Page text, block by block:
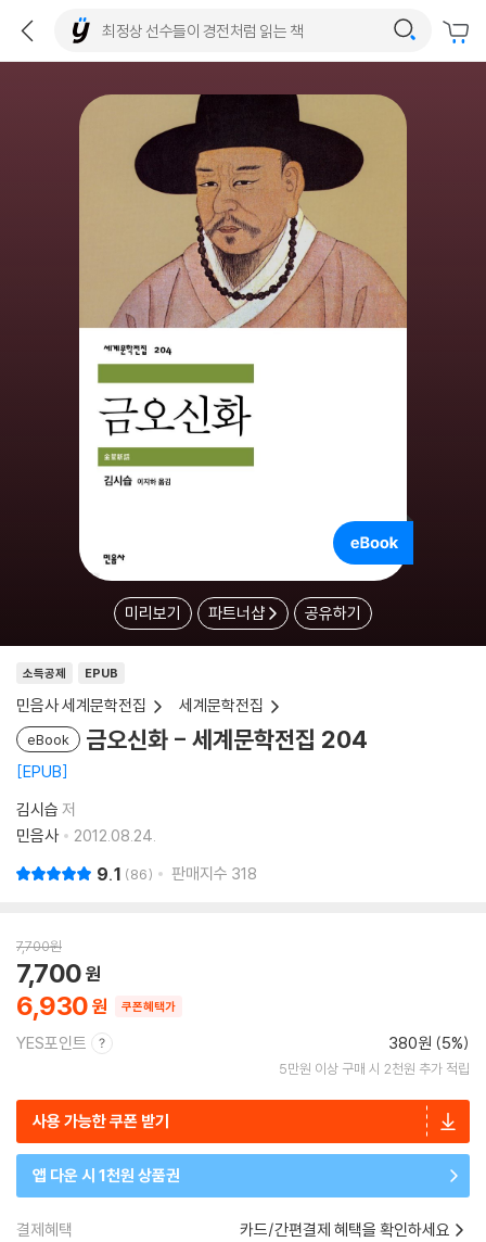
미리보기 파트너샵 공유하기
소득공제 EPUB
민음사 세계문학전집 세계문학전집
eBook 금오신화 - 세계문학전집 204
EPUB
김시습 저
민음사
2012.08.24.
9.1 86 판매지수 318
7,700원
6,930
7,700
쿠폰혜택가
YES포인트 380원 (5%)
5만원 이상 구매 시 2천원 추가 적립
사용 가능한 쿠폰 받기
앱 다운 시 1천원 상품권
결제혜택 카드/간편결제 혜택을 확인하세요